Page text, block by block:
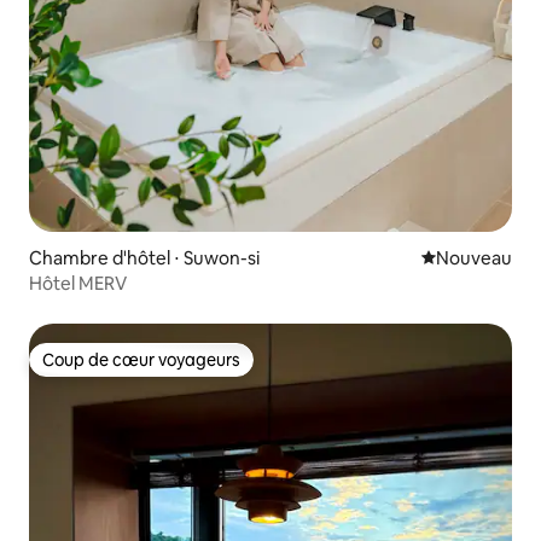
Chambre d'hôtel ⋅ Suwon-si Nouvel
Nouveau
Hôtel MERV
Coup de cœur voyageurs
Coup de cœur voyageurs